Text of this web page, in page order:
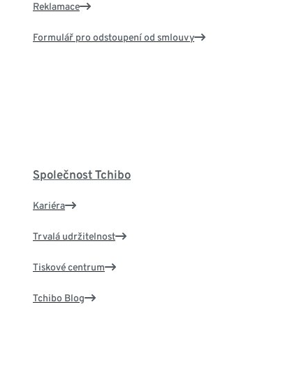
Reklamace
Formulář pro odstoupení od smlouvy
Společnost Tchibo
Kariéra
Trvalá udržitelnost
Tiskové centrum
Tchibo Blog